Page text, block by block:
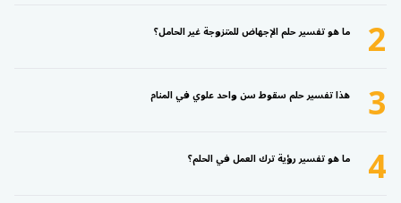
2 ما هو تفسير حلم الإجهاض للمتزوجة غير الحامل؟
3 هذا تفسير حلم سقوط سن واحد علوي في المنام
4 ما هو تفسير رؤية ترك العمل في الحلم؟